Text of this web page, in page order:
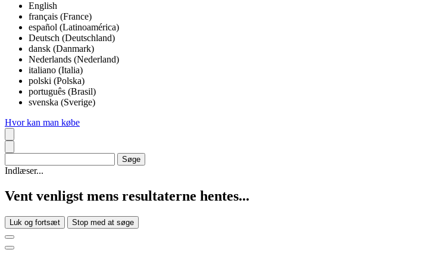
English
français (France)
español (Latinoamérica)
Deutsch (Deutschland)
dansk (Danmark)
Nederlands (Nederland)
italiano (Italia)
polski (Polska)
português (Brasil)
svenska (Sverige)
Hvor kan man købe
Indlæser...
Vent venligst mens resultaterne hentes...
Luk og fortsæt Stop med at søge